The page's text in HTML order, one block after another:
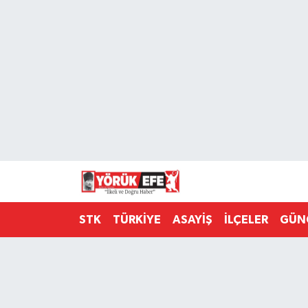
STK TÜRKİYE ASAYİŞ İLÇELER
Süper Lig Puan Durumu ve Fikstür
Tüm Manşetler